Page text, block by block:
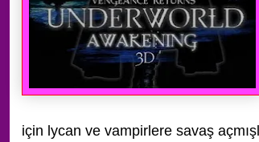
için lycan ve vampirlere savaş